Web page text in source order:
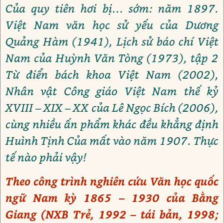
Của quy tiên hơi bị… sớm: năm 1897.
Việt Nam văn học sử yếu của Dương
Quảng Hàm (1941), Lịch sử báo chí Việt
Nam của Huỳnh Văn Tòng (1973), tập 2
Từ điển bách khoa Việt Nam (2002),
Nhân vật Công giáo Việt Nam thế kỷ
XVIII – XIX – XX của Lê Ngọc Bích (2006),
cùng nhiều ấn phẩm khác đều khẳng định
Huình Tịnh Của mất vào năm 1907. Thực
tế nào phải vậy!
Theo công trình nghiên cứu Văn học quốc
ngữ Nam kỳ 1865 – 1930 của Bằng
Giang (NXB Trẻ, 1992 – tái bản, 1998;